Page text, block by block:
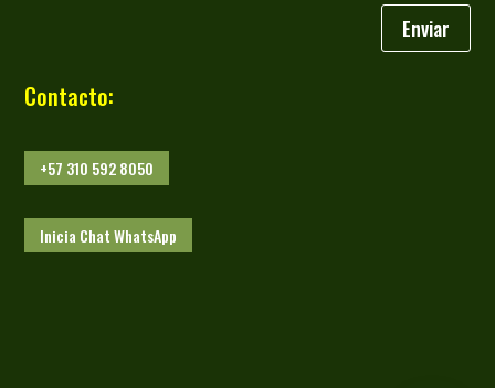
Enviar
Contacto:
+57 310 592 8050
Inicia Chat WhatsApp